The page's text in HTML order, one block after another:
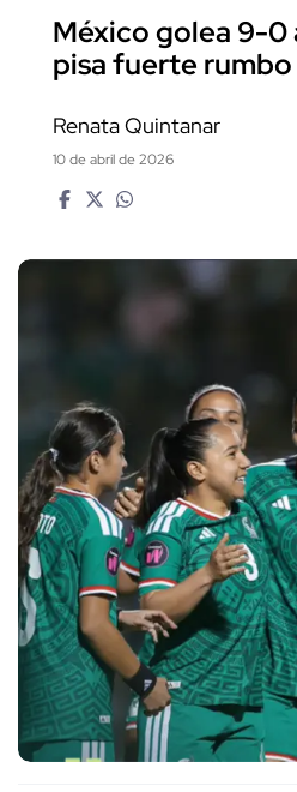
México golea 9-0
pisa fuerte
Renata Quintanar
10 de abril de 2026